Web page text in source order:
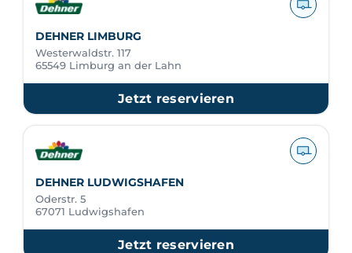
DEHNER LIMBURG
Westerwaldstr. 117
65549 Limburg an der Lahn
Jetzt reservieren
DEHNER LUDWIGSHAFEN
Oderstr. 5
67071 Ludwigshafen
Jetzt reservieren